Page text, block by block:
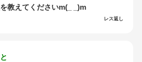
教えてくださいm(_ _)m
レス返し